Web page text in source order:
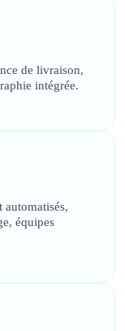
de livraison,
intégrée.
automatisés,
équipes